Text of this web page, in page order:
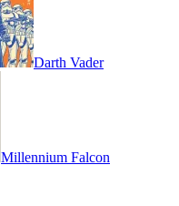
Darth Vader
Millennium Falcon